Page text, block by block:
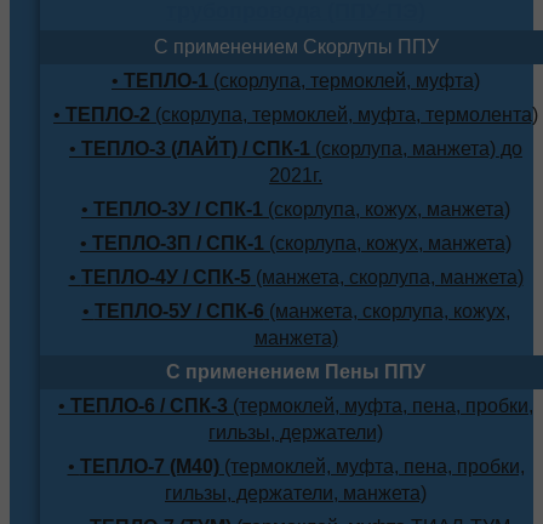
С применением Скорлупы ППУ
• ТЕПЛО-1 (скорлупа, термоклей, муфта)
• ТЕПЛО-2 (скорлупа, термоклей, муфта, термолента)
• ТЕПЛО-3 (ЛАЙТ) / СПК-1 (скорлупа, манжета) до
2021г.
• ТЕПЛО-3У / СПК-1 (скорлупа, кожух, манжета)
• ТЕПЛО-3П / СПК-1 (скорлупа, кожух, манжета)
• ТЕПЛО-4У / СПК-5 (манжета, скорлупа, манжета)
• ТЕПЛО-5У / СПК-6 (манжета, скорлупа, кожух,
манжета)
С применением Пены ППУ
• ТЕПЛО-6 / СПК-3 (термоклей, муфта, пена, пробки,
гильзы, держатели)
• ТЕПЛО-7 (М40)(термоклей, муфта, пена, пробки,
гильзы, держатели, манжета)